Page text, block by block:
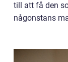
till att få den
någonstans